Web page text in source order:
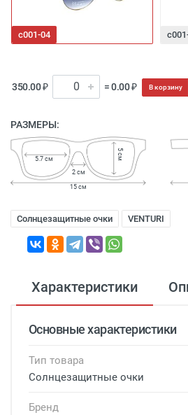
с001-04
350.00 ₽ = 0.00 ₽ В корзину
РАЗМЕРЫ:
2 см
5.7 см 5 см
15 см
Солнцезащитные очки VENTURI
Характеристики
Основные характеристики
Тип товара
Солнцезащитные очки
Бренд